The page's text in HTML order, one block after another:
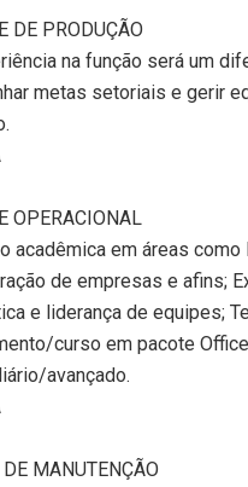
DE PRODUÇÃO
na função será um
metas setoriais e gerir
OPERACIONAL
acadêmica em áreas
de empresas e afins;
e liderança de equipes;
curso em pacote Office
avançado.
DE MANUTENÇÃO